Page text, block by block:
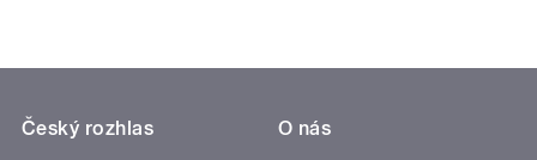
Český rozhlas
O nás